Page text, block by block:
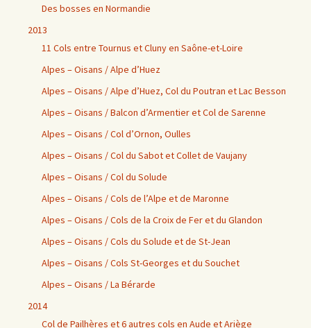
Des bosses en Normandie
2013
11 Cols entre Tournus et Cluny en Saône-et-Loire
Alpes – Oisans / Alpe d’Huez
Alpes – Oisans / Alpe d’Huez, Col du Poutran et Lac Besson
Alpes – Oisans / Balcon d’Armentier et Col de Sarenne
Alpes – Oisans / Col d’Ornon, Oulles
Alpes – Oisans / Col du Sabot et Collet de Vaujany
Alpes – Oisans / Col du Solude
Alpes – Oisans / Cols de l’Alpe et de Maronne
Alpes – Oisans / Cols de la Croix de Fer et du Glandon
Alpes – Oisans / Cols du Solude et de St-Jean
Alpes – Oisans / Cols St-Georges et du Souchet
Alpes – Oisans / La Bérarde
2014
Col de Pailhères et 6 autres cols en Aude et Ariège